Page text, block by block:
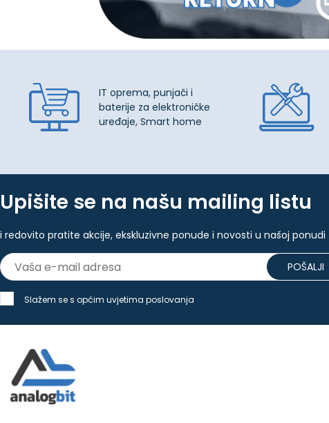
IT oprema, punjači i
baterije za elektroničke
uređaje, Smart home
Upišite se na našu mailing listu
i redovito pratite akcije, ekskluzivne ponude i novosti u našoj ponudi
POŠALJI
Slažem se s općim uvjetima poslovanja